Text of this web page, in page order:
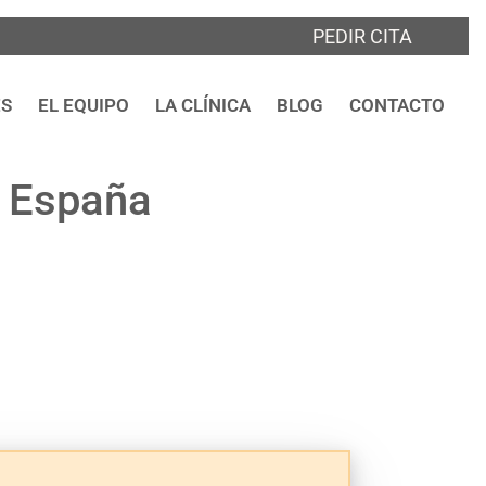
PEDIR CITA
EL EQUIPO LA CLÍNICA BLOG CONTACTO